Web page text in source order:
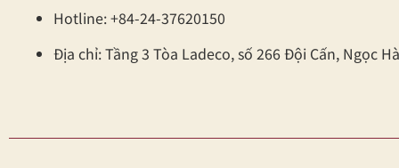
Hotline: +84-24-37620150
Địa chỉ: Tầng 3 Tòa Ladeco, số 266 Đội Cấn, Ngọc